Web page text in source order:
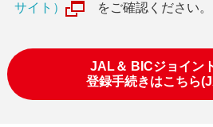
サイト）
をご確認ください。
JAL＆ BICジョイン
登録手続きはこちら